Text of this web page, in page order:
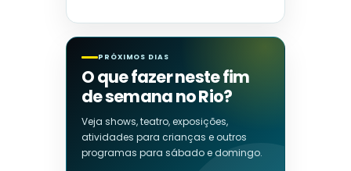
PRÓXIMOS DIAS
O que fazer neste fim
de semana no Rio?
Veja shows, teatro, exposições,
atividades para crianças e outros
programas para sábado e domingo.